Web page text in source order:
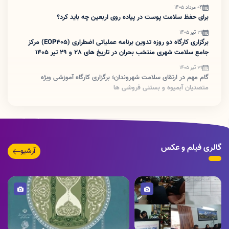
04 مرداد 1405
برای حفظ سلامت پوست در پیاده روی اربعین چه باید کرد؟
31 تیر 1405
برگزاری کارگاه دو روزه تدوین برنامه عملیاتی اضطراری (EOP405) مرکز
جامع سلامت شهری منتخب بحران در تاریخ های 28 و 29 تیر 1405
31 تیر 1405
گام مهم در ارتقای سلامت شهروندان؛ برگزاری کارگاه آموزشی ویژه
متصدیان آبمیوه و بستنی فروشی ها
30 خرداد 1405
02 خرداد 1405
برگزاری کارگاه آموزشی برنامه بیماری های ایدز، هپاتیت و HPV جهت
صنف آرایشگران(بانوان)
06 اردیبهشت 1405
حضور مسئول اورژانس پیش‌بیمارستانی استان لرستان در شهرستان
گالری فیلم و عکس آرشیو